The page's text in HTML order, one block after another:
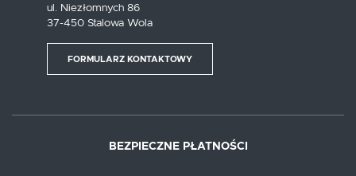
ul. Niezłomnych 86
37-450 Stalowa Wola
FORMULARZ KONTAKTOWY
BEZPIECZNE PŁATNOŚCI